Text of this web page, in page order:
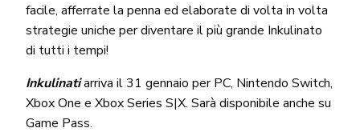
facile, afferrate la penna ed elaborate di volta in volta
strategie uniche per diventare il più grande Inkulinato
di tutti i tempi!
Inkulinatiarriva il 31 gennaio per PC, Nintendo Switch,
Xbox One e Xbox Series S|X. Sarà disponibile anche su
Game Pass.